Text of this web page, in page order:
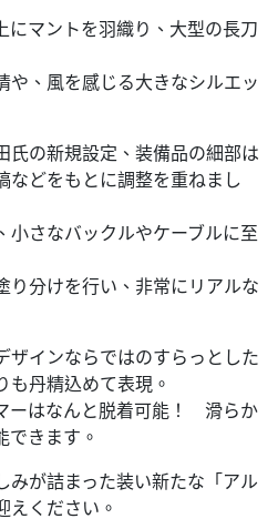
にマントを羽織り、大型の長刀
や、風を感じる大きなシルエッ
氏の新規設定、装備品の細部は
などをもとに調整を重ねまし
小さなバックルやケーブルに至
り分けを行い、非常にリアルな
ザインならではのすらっとした
も丹精込めて表現。
ーはなんと脱着可能！ 滑らか
できます。
みが詰まった装い新たな「アル
えください。